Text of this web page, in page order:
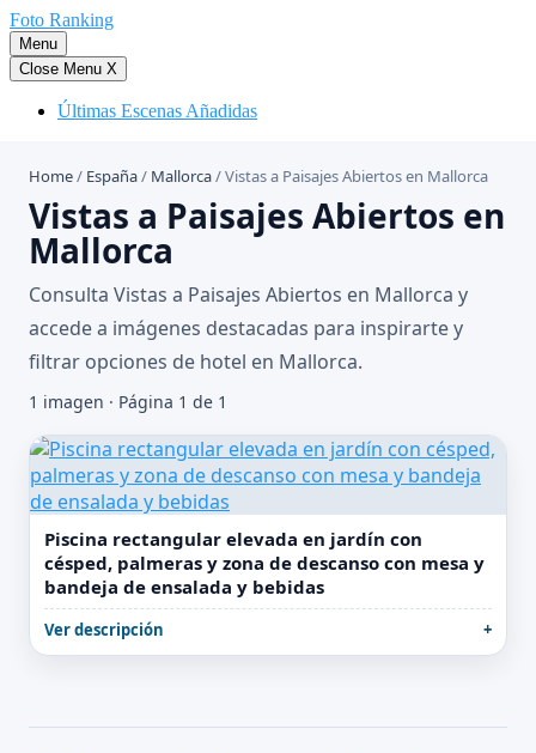
Saltar
al
contenido
Foto Ranking
Menu
Close Menu X
Últimas Escenas Añadidas
Home/ España/ Mallorca/Vistas a Paisajes Abiertos en Mallorca
Vistas a Paisajes Abiertos en
Mallorca
Consulta Vistas a Paisajes Abiertos en Mallorca y
accede a imágenes destacadas para inspirarte y
filtrar opciones de hotel en Mallorca.
1 imagen · Página 1 de 1
Piscina rectangular elevada en jardín con
césped, palmeras y zona de descanso con mesa y
bandeja de ensalada y bebidas
Ver descripción